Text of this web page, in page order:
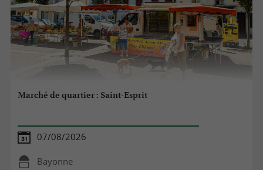
Marché de quartier : Saint-Esprit
07/08/2026
Bayonne